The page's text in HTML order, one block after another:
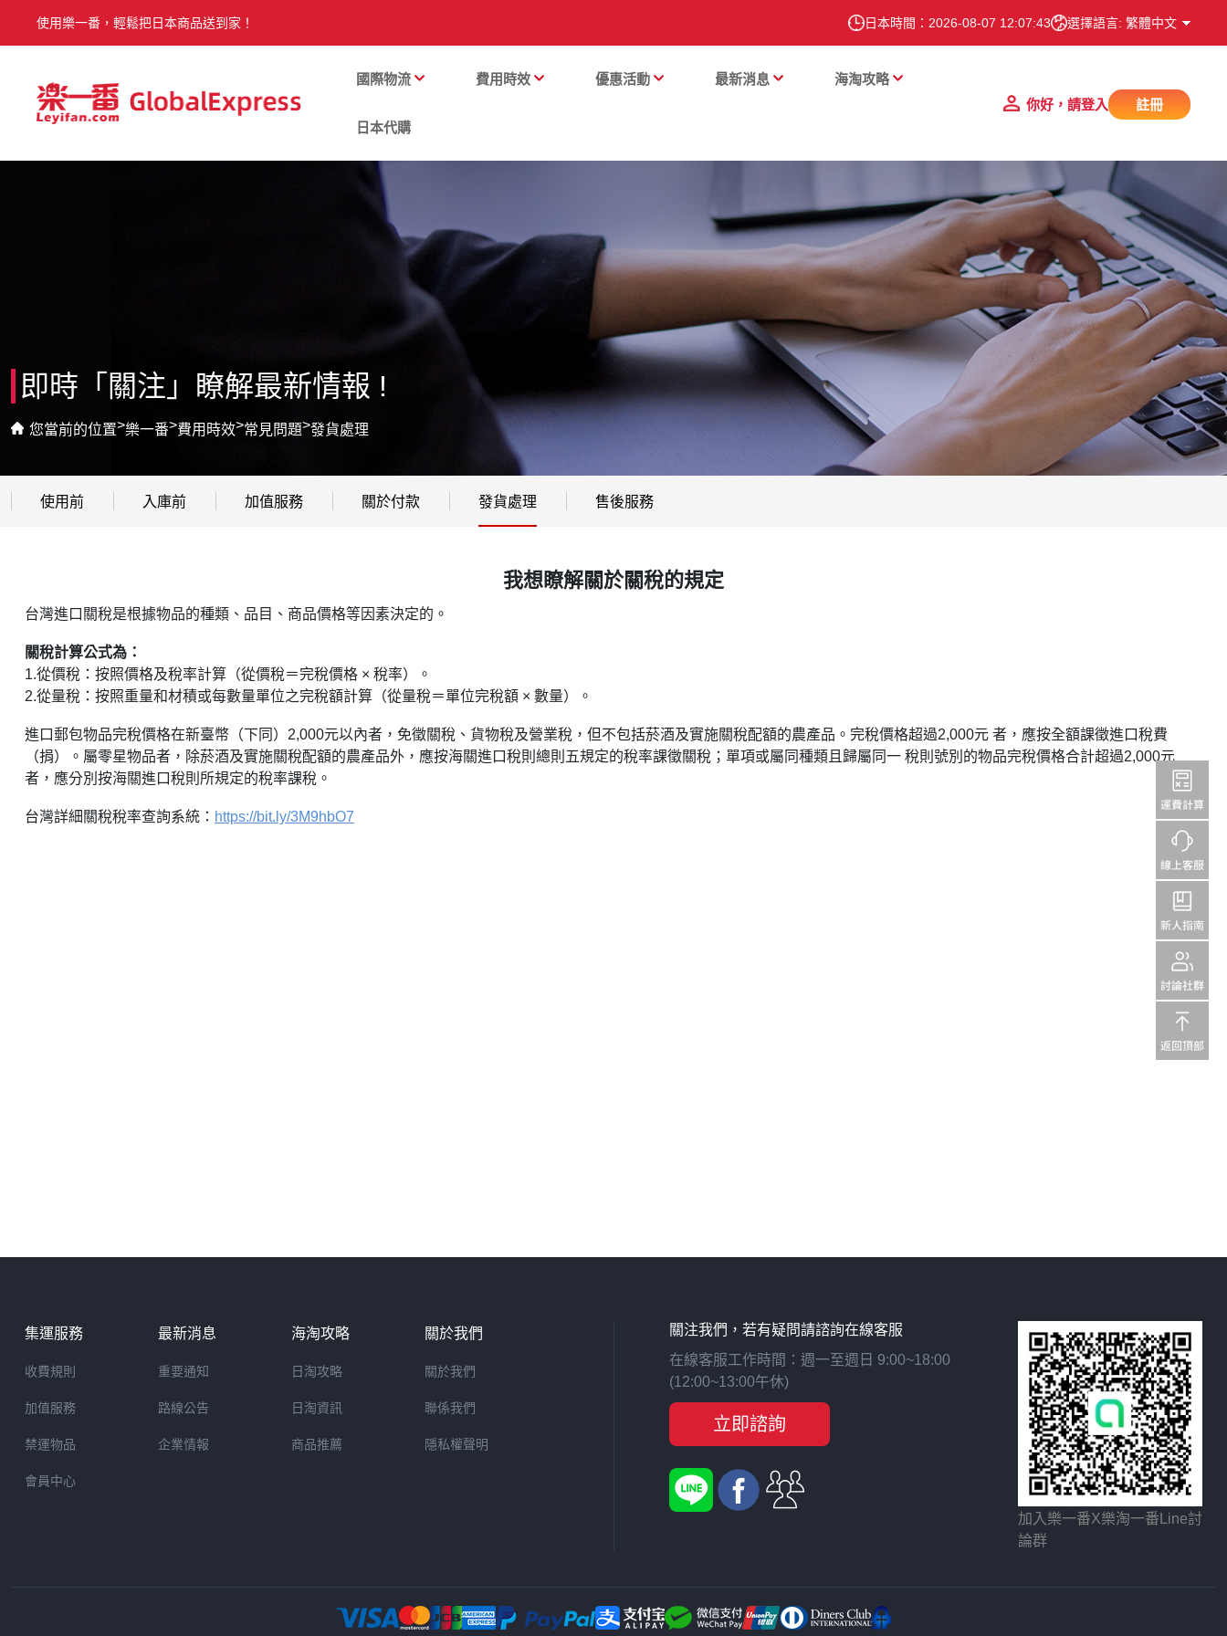
使用樂一番，輕鬆把日本商品送到家！ 日本時間： 2026-08-07 12:07:44 選擇語言: 繁體中文
國際物流 費用時效 優惠活動 最新消息 海淘攻略
日本代購
你好，請登入 註冊
即時「關注」瞭解最新情報 !
您當前的位置>樂一番>費用時效>常見問題>發貨處理
使用前 入庫前 加值服務 關於付款 發貨處理 售後服務
我想瞭解關於關稅的規定
台灣進口關稅是根據物品的種類、品目、商品價格等因素決定的。
關稅計算公式為：
1.從價稅：按照價格及稅率計算（從價稅＝完稅價格 × 稅率）。
2.從量稅：按照重量和材積或每數量單位之完稅額計算（從量稅＝單位完稅額 × 數量）。
進口郵包物品完稅價格在新臺幣（下同）2,000元以內者，免徵關稅、貨物稅及營業稅，但不包括菸酒及實施關稅配額的農產品。完稅價格超過2,000元 者，應按全額課徵進口稅費
（捐）。屬零星物品者，除菸酒及實施關稅配額的農產品外，應按海關進口稅則總則五規定的稅率課徵關稅；單項或屬同種類且歸屬同一 稅則號別的物品完稅價格合計超過2,000元
者，應分別按海關進口稅則所規定的稅率課稅。
台灣詳細關稅稅率查詢系統： https://bit.ly/3M9hbO7
集運服務
收費規則
加值服務
禁運物品
會員中心
最新消息
重要通知
路線公告
企業情報
海淘攻略
日淘攻略
日淘資訊
商品推薦
關於我們
關於我們
聯係我們
隱私權聲明
關注我們，若有疑問請諮詢在線客服
在線客服工作時間：週一至週日 9:00~18:00
(12:00~13:00午休)
立即諮詢
加入樂一番X樂淘一番Line討
論群